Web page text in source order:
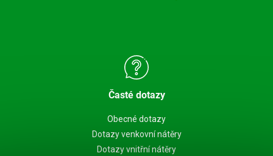
Časté dotazy
Obecné dotazy
Dotazy venkovní nátěry
Dotazy vnitřní nátěry